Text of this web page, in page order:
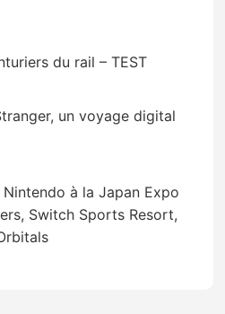
du rail – TEST
un voyage digital
à la Japan Expo
Switch Sports Resort,